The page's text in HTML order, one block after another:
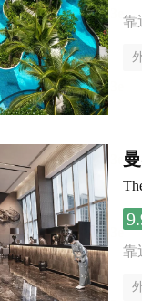
靠
靠